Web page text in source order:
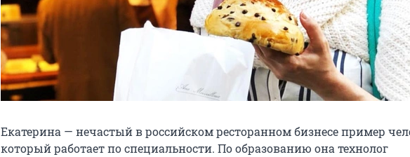
Екатерина — нечастый в российском ресторанном бизнесе пример
который работает по специальности. По образованию она технолог